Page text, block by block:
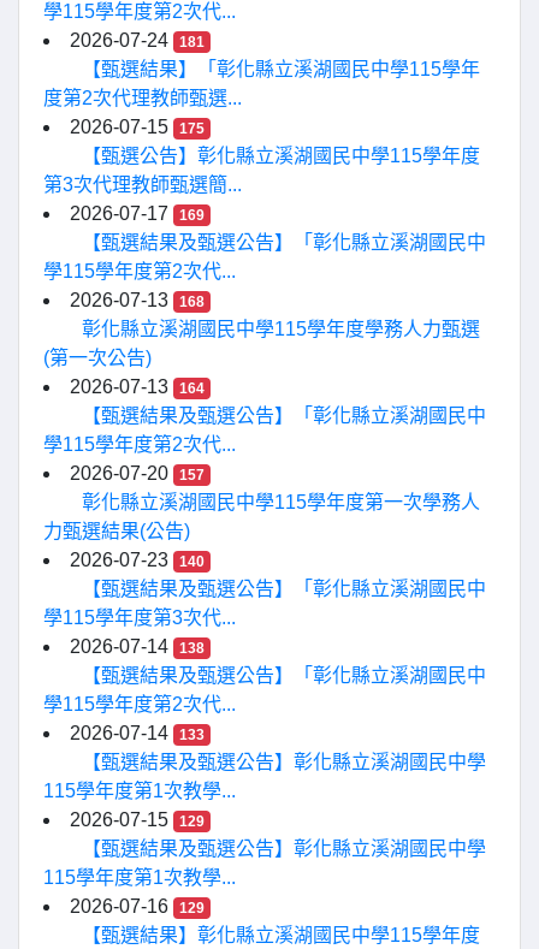
學115學年度第2次代...
2026-07-24
181
【甄選結果】「彰化縣立溪湖國民中學115學年
度第2次代理教師甄選...
2026-07-15
175
【甄選公告】彰化縣立溪湖國民中學115學年度
第3次代理教師甄選簡...
2026-07-17
169
【甄選結果及甄選公告】「彰化縣立溪湖國民中
學115學年度第2次代...
2026-07-13
168
彰化縣立溪湖國民中學115學年度學務人力甄選
(第一次公告)
2026-07-13
164
【甄選結果及甄選公告】「彰化縣立溪湖國民中
學115學年度第2次代...
2026-07-20
157
彰化縣立溪湖國民中學115學年度第一次學務人
力甄選結果(公告)
2026-07-23
140
【甄選結果及甄選公告】「彰化縣立溪湖國民中
學115學年度第3次代...
2026-07-14
138
【甄選結果及甄選公告】「彰化縣立溪湖國民中
學115學年度第2次代...
2026-07-14
133
【甄選結果及甄選公告】彰化縣立溪湖國民中學
115學年度第1次教學...
2026-07-15
129
【甄選結果及甄選公告】彰化縣立溪湖國民中學
115學年度第1次教學...
2026-07-16
129
【甄選結果】彰化縣立溪湖國民中學115學年度